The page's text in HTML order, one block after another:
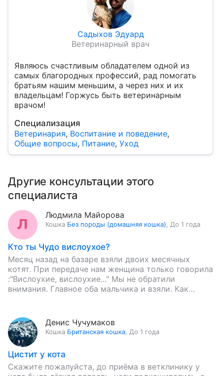
Садыхов Эдуард
Ветеринарный врач
Являюсь счастливым обладателем одной из
самых благородных профессий, рад помогать
братьям нашим меньшим, а через них и их
владельцам! Горжусь быть ветеринарным
врачом!
Специализация
Ветеринария, Воспитание и поведение,
Общие вопросы, Питание, Уход
Другие консультации этого
специалиста
Людмила Майорова
Кошка Без породы (домашняя кошка) До 1 года
Кто ты Чудо вислоухое?
Месяц назад на базаре взяли двоих месячных
котят. При передаче нам женщина только говорила
:"Вислоухие, вислоухие..." Мы не обратили
внимания. Главное оба мальчика и взяли. Как
Денис Чучумаков
Кошка Британская кошка До 1 года
Цистит у кота
Скажите пожалуйста, до приёма в ветклинику у